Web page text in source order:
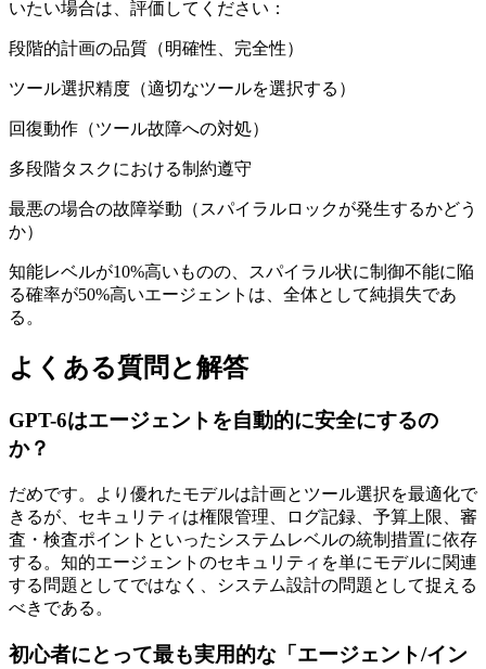
いたい場合は、評価してください：
段階的計画の品質（明確性、完全性）
ツール選択精度（適切なツールを選択する）
回復動作（ツール故障への対処）
多段階タスクにおける制約遵守
最悪の場合の故障挙動（スパイラルロックが発生するかどう
か）
知能レベルが10%高いものの、スパイラル状に制御不能に陥
る確率が50%高いエージェントは、全体として純損失であ
る。
よくある質問と解答
GPT-6はエージェントを自動的に安全にするの
か？
だめです。より優れたモデルは計画とツール選択を最適化で
きるが、セキュリティは権限管理、ログ記録、予算上限、審
査・検査ポイントといったシステムレベルの統制措置に依存
する。知的エージェントのセキュリティを単にモデルに関連
する問題としてではなく、システム設計の問題として捉える
べきである。
初心者にとって最も実用的な「エージェント/イン